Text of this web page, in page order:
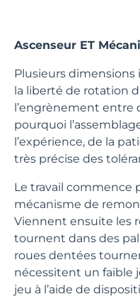
Ascenseur ET
Plusieurs
la liberté de rotation
l’engrènement entre
pourquoi
l’expérience, de la
très précise des
Le travail commence
mécanisme de
Viennent ensuite les
tournent dans des
roues dentées
nécessitent un faible
jeu à l’aide de